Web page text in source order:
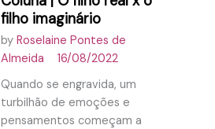
filho imaginário
by Roselaine Pontes de
Almeida
16/08/2022
Quando se engravida, um
turbilhão de emoções e
pensamentos começam a